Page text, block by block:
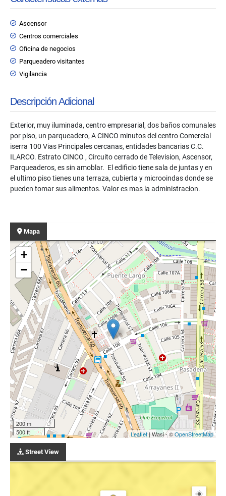
Ascensor
Centros comerciales
Oficina de negocios
Parqueadero visitantes
Vigilancia
Descripción Adicional
Exterior, muy iluminada, centro empresarial, dos baños comunales
por piso, un parqueadero, A CINCO minutos del centro Comercial
iserra 100 Vias Principales cercanas, entidades bancarias C.C.
ILARCO. Estrato CINCO , Circuito cerrado de Television, Ascensor,
Parqueaderos, es sin amoblar. El edificio tiene sala de juntas y en
el ultimo piso tienes una terraza, cubierta y microoindas donde se
pueden tomar sus alimentos. Valor es mas la administracion.
Mapa
+
−
200 m
500 ft
Leaflet| Wasi - ©OpenStreetMap
Street View